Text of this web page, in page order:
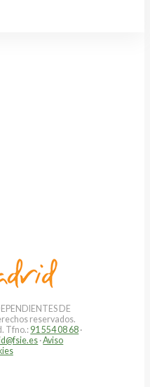
DE
reservados.
Tfno.: 91 554 08 68 ·
·Aviso